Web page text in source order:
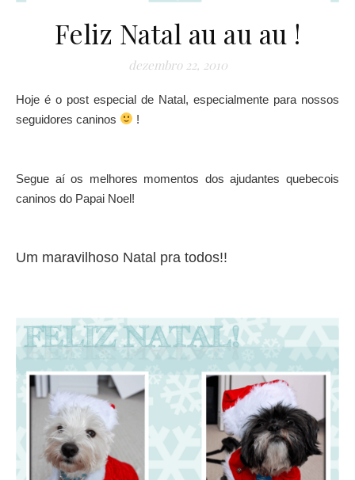
Feliz Natal au au au !
dezembro 22, 2010
Hoje é o post especial de Natal, especialmente para nossos
seguidores caninos
!
Segue aí os melhores momentos dos ajudantes quebecois
caninos do Papai Noel!
Um maravilhoso Natal pra todos!!